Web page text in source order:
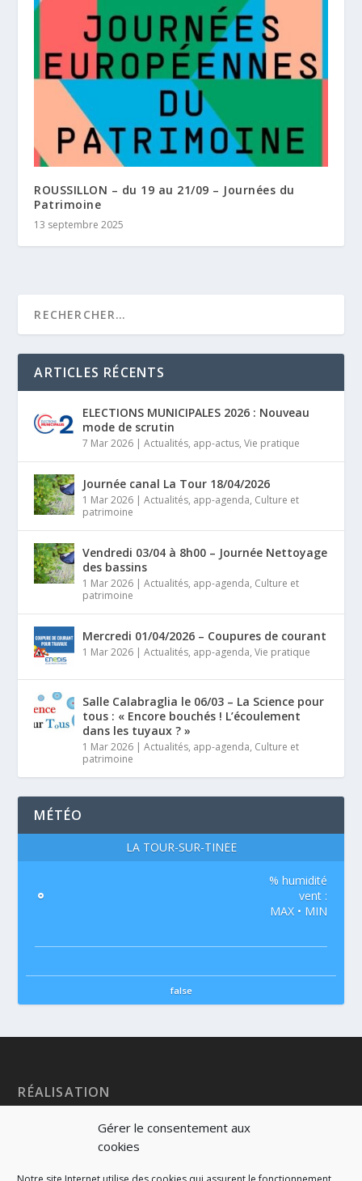
Gérer le consentement aux
cookies
ROUSSILLON – du 19 au 21/09 – Journées du
Patrimoine
13 septembre 2025
ARTICLES RÉCENTS
ELECTIONS MUNICIPALES 2026 : Nouveau
mode de scrutin
7 Mar 2026 |Actualités, app-actus,Vie pratique
Journée canal La Tour 18/04/2026
1 Mar 2026 |Actualités, app-agenda, Culture et
patrimoine
Vendredi 03/04 à 8h00 – Journée Nettoyage
des bassins
1 Mar 2026 |Actualités, app-agenda, Culture et
patrimoine
Mercredi 01/04/2026 – Coupures de courant
1 Mar 2026 |Actualités, app-agenda,Vie pratique
Salle Calabraglia le 06/03 – La Science pour
tous : « Encore bouchés ! L’écoulement
dans les tuyaux ? »
1 Mar 2026 |Actualités, app-agenda, Culture et
patrimoine
MÉTÉO
LA TOUR-SUR-TINÉE
°
% humidité
vent :
MAX • MIN
false
RÉALISATION